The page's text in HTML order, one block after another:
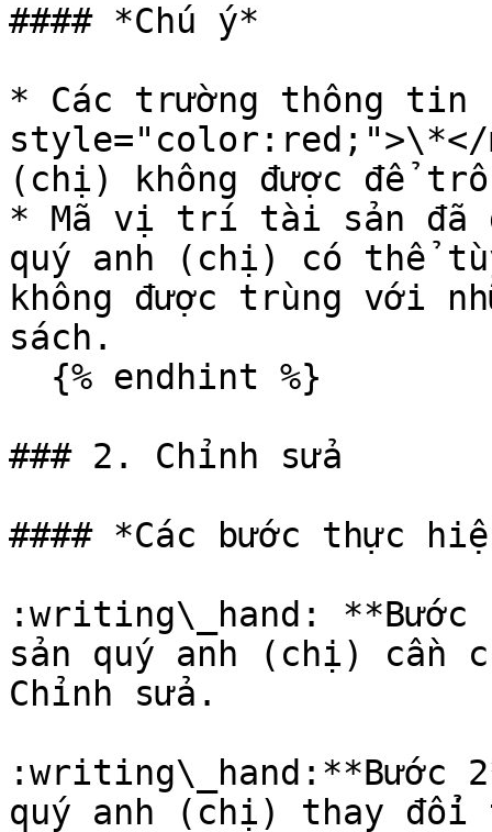
#### *Chú ý*
* Các trường thông tin
style="color:red;">\*</
(chị) không được để
* Mã vị trí tài sản đã
quý anh (chị) có thể
không được trùng với
sách.
### 2. Chỉnh sửa
#### *Các bước thực
:writing\_hand:
sản quý anh (chị) cần
Chỉnh sửa.
:writing\_hand:**Bước
quý anh (chị) thay đổi